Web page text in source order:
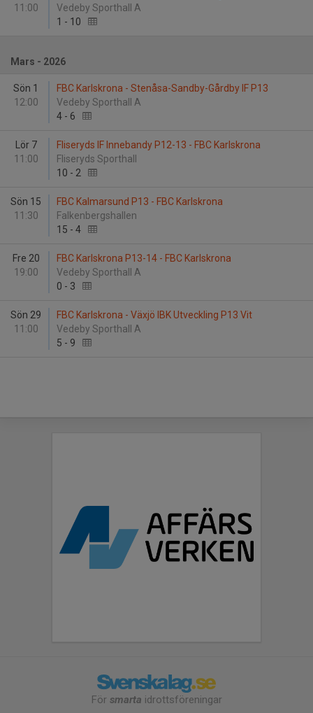
11:00
Vedeby Sporthall A
1 - 10
Mars - 2026
Sön 1
12:00
FBC Karlskrona - Stenåsa-Sandby-Gårdby IF P13
Vedeby Sporthall A
4 - 6
Lör 7
11:00
Fliseryds IF Innebandy P12-13 - FBC Karlskrona
Fliseryds Sporthall
10 - 2
Sön 15
11:30
FBC Kalmarsund P13 - FBC Karlskrona
Falkenbergshallen
15 - 4
Fre 20
19:00
FBC Karlskrona P13-14 - FBC Karlskrona
Vedeby Sporthall A
0 - 3
Sön 29
11:00
FBC Karlskrona - Växjö IBK Utveckling P13 Vit
Vedeby Sporthall A
5 - 9
För smarta idrottsföreningar